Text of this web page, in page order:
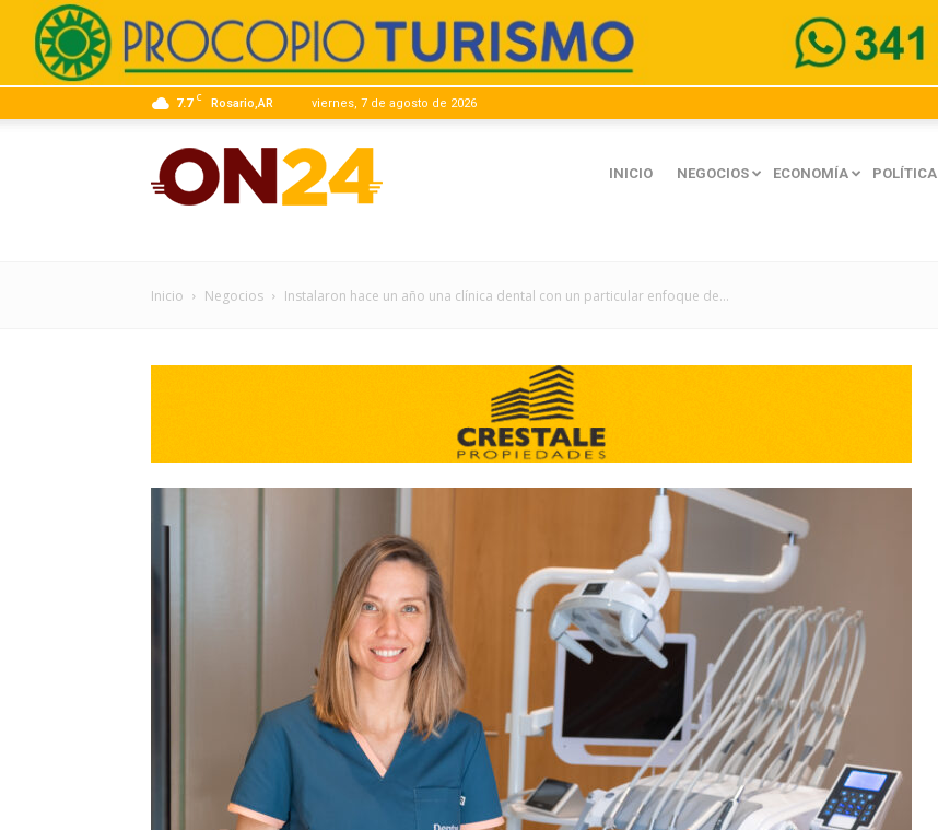
7.7 C Rosario,AR viernes, 7 de agosto de 2026
|
Información
Periodismo
en
INICIO NEGOCIOS ECONOMÍA POLÍTICA
Inicio Negocios Instalaron hace un año una clínica dental con un particular enfoque de...